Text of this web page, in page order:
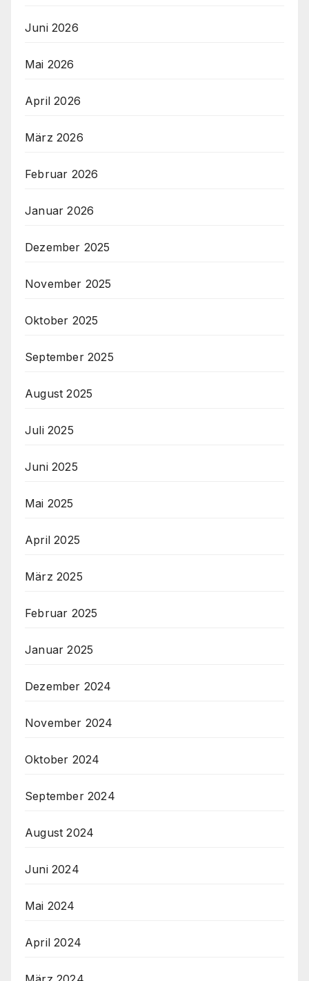
Juni 2026
Mai 2026
April 2026
März 2026
Februar 2026
Januar 2026
Dezember 2025
November 2025
Oktober 2025
September 2025
August 2025
Juli 2025
Juni 2025
Mai 2025
April 2025
März 2025
Februar 2025
Januar 2025
Dezember 2024
November 2024
Oktober 2024
September 2024
August 2024
Juni 2024
Mai 2024
April 2024